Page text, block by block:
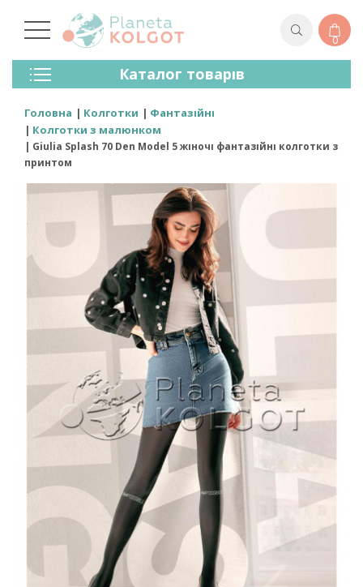
0
Каталог товарів
Колготки
Панчохи
Лосини (легінси)
Шкарпетки Та Гольфи
Спортивний Одяг
Для Чоловіків
Бренди
Головна Колготки
Фантазійні
Колготки з малюнком
Giulia Splash 70 Den Model 5 жіночі фантазійні колготки з
принтом